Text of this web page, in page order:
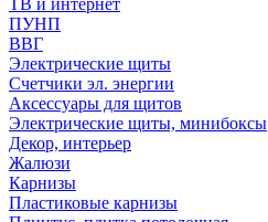
ТВ и интернет
ПУНП
ВВГ
Электрические щиты
Счетчики эл. энергии
Аксессуары для щитов
Электрические щиты, минибоксы
Декор, интерьер
Жалюзи
Карнизы
Пластиковые карнизы